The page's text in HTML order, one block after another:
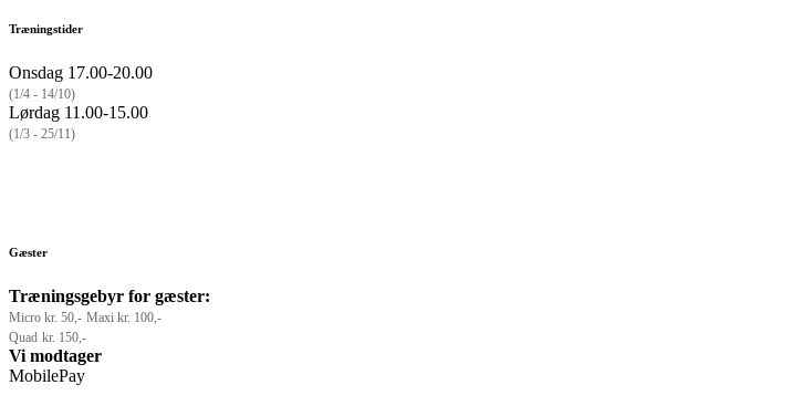
Træningstider
Onsdag 17.00-20.00
(1/4 - 14/10)
Lørdag 11.00-15.00
(1/3 - 25/11)
Gæster
Træningsgebyr for gæster:
Micro kr. 50,- Maxi kr. 100,-
Quad kr. 150,-
Vi modtager
MobilePay